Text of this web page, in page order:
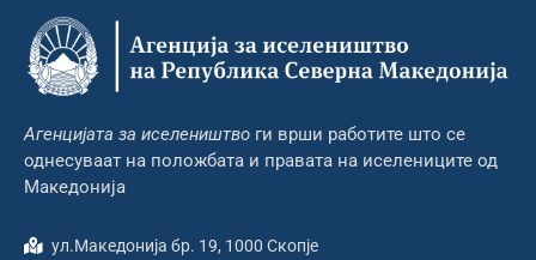
Агенцијата за иселеништво ги врши работите што се
однесуваат на положбата и правата на иселениците од
Македонија
ул.Македонија бр. 19, 1000 Скопје